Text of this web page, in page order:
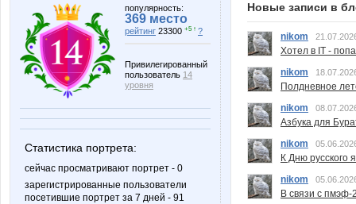
популярность:
369 место
рейтинг 23300 +5 ↑ ?
Привилегированный
пользователь 14
уровня
Статистика портрета:
сейчас просматривают портрет - 0
зарегистрированные пользователи
посетившие портрет за 7 дней - 91
Новые записи в
nikom
Хотел в IT -
nikom
Полдневное
nikom
Азбука для
nikom
К Дню русского
nikom
В связи с пмэф-